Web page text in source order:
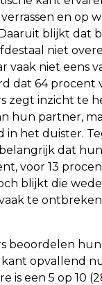
en op
blijkt dat
niet
vaak niet eens
dat 64 procent
zegt inzicht te
hun partner,
in het duister.
dat
voor 13
blijkt die
te
beoordelen
opvallend
is een 5 op 10